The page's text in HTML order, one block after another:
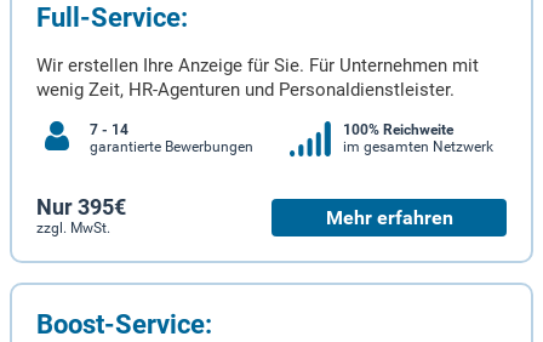
Full-Service:
Wir erstellen Ihre Anzeige für Sie. Für Unternehmen mit
wenig Zeit, HR-Agenturen und Personaldienstleister.
7 - 14
garantierte Bewerbungen
100% Reichweite
im gesamten Netzwerk
Nur 395€
zzgl. MwSt. Mehr erfahren
Boost-Service: